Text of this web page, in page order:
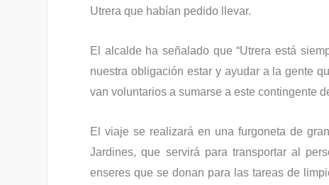
Utrera que habían pedido llevar.
El alcalde ha señalado que “Utrera está
nuestra obligación estar y ayudar a la gente
van voluntarios a sumarse a este contingente
El viaje se realizará en una furgoneta de
Jardines, que servirá para transportar al
enseres que se donan para las tareas de